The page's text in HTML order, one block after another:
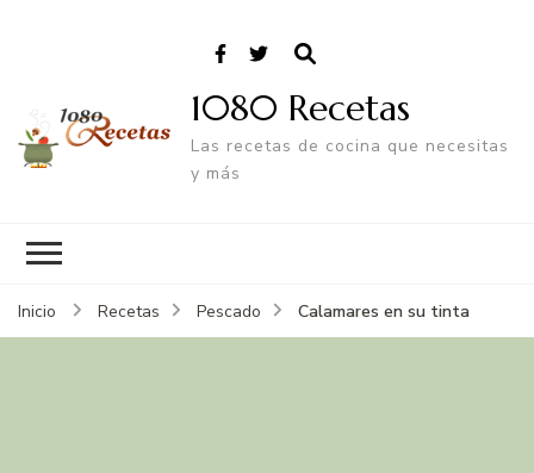
1080 Recetas
Las recetas de cocina que necesitas
y más
Inicio Recetas Pescado Calamares en su tinta